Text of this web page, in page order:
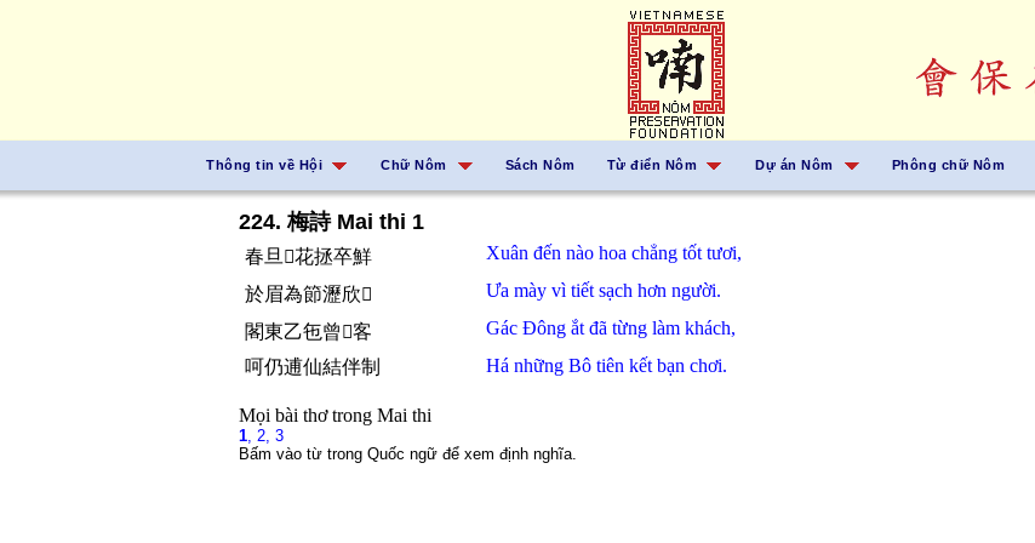
Thông tin về Hội Chữ Nôm Sách Nôm Từ điển Nôm Dự án Nôm Phông chữ Nôm
224. 梅詩 Mai thi 1
春旦𱜢花拯卒鮮 Xuân đến nào hoa chẳng tốt tươi,
於眉為節瀝欣𠊚
Ưa mày vì tiết sạch hơn người.
閣東乙㐌曾𫜵客
Gác Đông ắt đã từng làm khách,
呵仍逋仙結伴制
Há những Bô tiên kết bạn chơi.
Mọi bài thơ trong Mai thi
1, 2, 3
Bấm vào từ trong Quốc ngữ để xem định nghĩa.